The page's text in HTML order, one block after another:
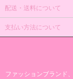
配送・送料について
支払い方法について
ファッションブランド